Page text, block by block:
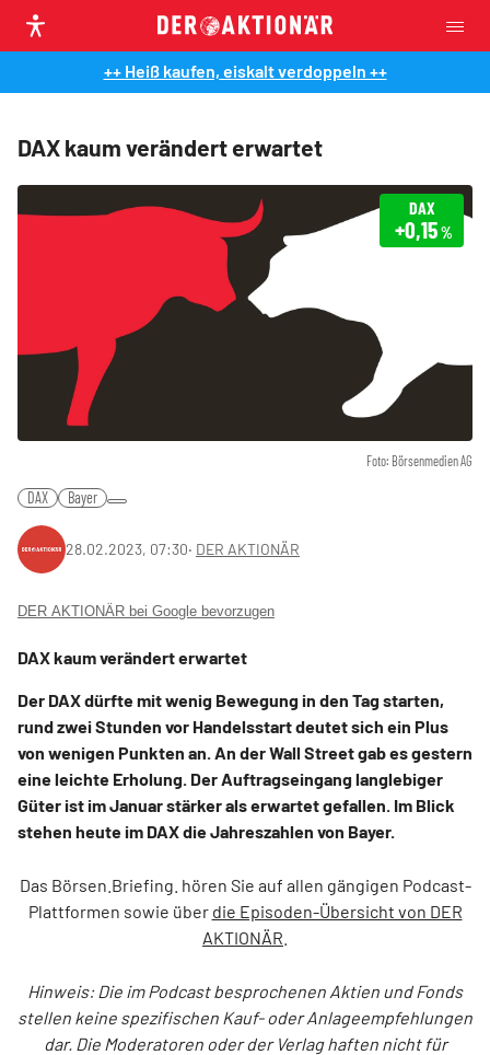
++ Heiß kaufen, eiskalt verdoppeln ++
DAX kaum verändert erwartet
Foto: Börsenmedien AG
DAX
+0,15%
DAX Bayer
28.02.2023, 07:30‧ DER AKTIONÄR
DER AKTIONÄR bei Google bevorzugen
DAX kaum verändert erwartet
Der DAX dürfte mit wenig Bewegung in den Tag starten,
rund zwei Stunden vor Handelsstart deutet sich ein Plus
von wenigen Punkten an. An der Wall Street gab es gestern
eine leichte Erholung. Der Auftragseingang langlebiger
Güter ist im Januar stärker als erwartet gefallen. Im Blick
stehen heute im DAX die Jahreszahlen von Bayer.
Das Börsen.Briefing. hören Sie auf allen gängigen Podcast-
Plattformen sowie über die Episoden-Übersicht von DER
AKTIONÄR
Hinweis: Die im Podcast besprochenen Aktien und Fonds
stellen keine spezifischen Kauf- oder Anlageempfehlungen
dar. Die Moderatoren oder der Verlag haften nicht für